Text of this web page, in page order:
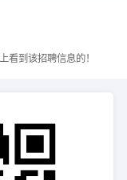
看到该招聘信息的！